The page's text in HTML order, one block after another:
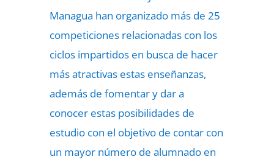
Managua han organizado más de 25
competiciones relacionadas con los
ciclos impartidos en busca de hacer
más atractivas estas enseñanzas,
además de fomentar y dar a
conocer estas posibilidades de
estudio con el objetivo de contar con
un mayor número de alumnado en